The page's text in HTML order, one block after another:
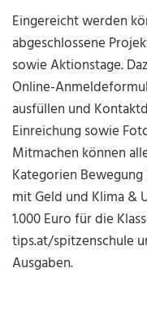
Eingereicht werden
abgeschlossene
sowie Aktionstage.
Online-
ausfüllen und
Einreichung sowie
Mitmachen können
Kategorien
mit Geld und Klima &
1.000 Euro für die
tips.at/spitzenschule
Ausgaben.